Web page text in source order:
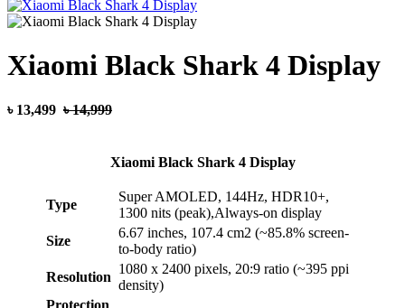
Xiaomi Black Shark 4 Display
৳ 13,499 ৳ 14,999
Xiaomi Black Shark 4 Display
Type
Super AMOLED, 144Hz, HDR10+,
1300 nits (peak),Always-on display
Size
6.67 inches, 107.4 cm2 (~85.8% screen-
to-body ratio)
Resolution
1080 x 2400 pixels, 20:9 ratio (~395 ppi
density)